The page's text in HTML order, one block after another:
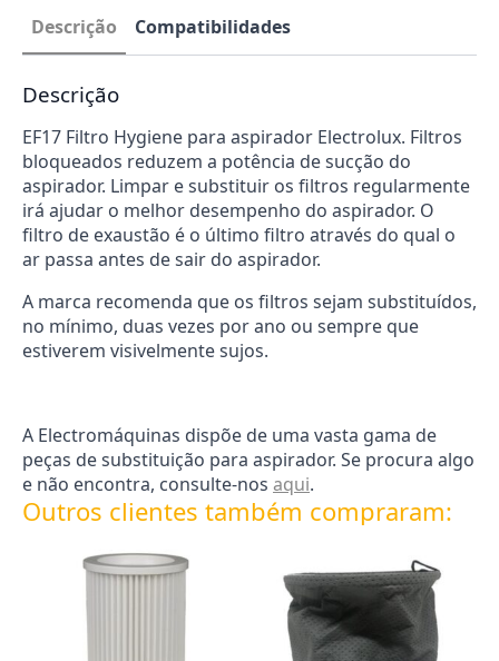
Descrição Compatibilidades
Descrição
EF17 Filtro Hygiene para aspirador Electrolux. Filtros
bloqueados reduzem a potência de sucção do
aspirador. Limpar e substituir os filtros regularmente
irá ajudar o melhor desempenho do aspirador. O
filtro de exaustão é o último filtro através do qual o
ar passa antes de sair do aspirador.
A marca recomenda que os filtros sejam substituídos,
no mínimo, duas vezes por ano ou sempre que
estiverem visivelmente sujos.
A Electromáquinas dispõe de uma vasta gama de
peças de substituição para aspirador. Se procura algo
e não encontra, consulte-nos aqui.
Outros clientes também compraram: